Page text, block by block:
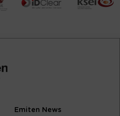
Emiten News